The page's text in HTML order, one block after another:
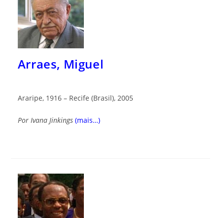
Arraes, Miguel
Araripe, 1916 – Recife (Brasil), 2005
Por Ivana Jinkings (mais…)